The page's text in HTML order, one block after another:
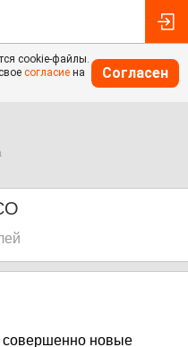
cookie-файлы.
согласие на
Согласен
совершенно новые